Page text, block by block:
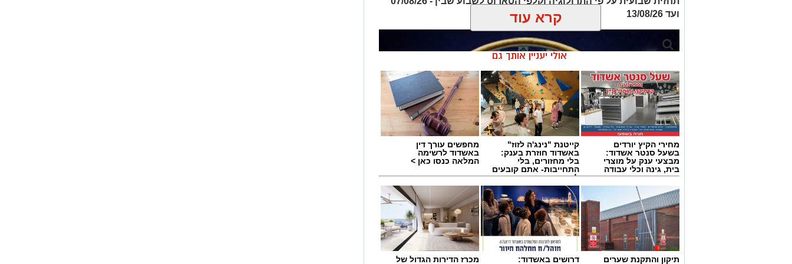
ועד 13/08/26
עוזי הכהן - תחזית אסטרולוגית
קרא עוד
אולי יעניין אותך גם
מחירי הקיץ יורדים
בשעל סנטר אשדוד:
מבצעי ענק על מוצרי
בית, גינה וכלי עבודה
קייטנת "נינג'ה לזוז"
באשדוד חוזרת בענק:
בלי מחזורים, בלי
התחייבות- אתם קובעים
לכמה ואיזה ימים
להירשם!
מחפשים עורך דין
באשדוד לרשימה
המלאה כנסו כאן >
תיקון והתקנת שערים
דרושים באשדוד:
מכרז הדירות הגדול של